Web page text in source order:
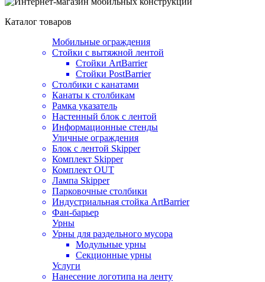
Каталог товаров
Мобильные ограждения
Стойки с вытяжной лентой
Стойки ArtBarrier
Стойки PostBarrier
Столбики с канатами
Канаты к столбикам
Рамка указатель
Настенный блок с лентой
Информационные стенды
Уличные ограждения
Блок с лентой Skipper
Комплект Skipper
Комплект OUT
Лампа Skipper
Парковочные столбики
Индустриальная стойка ArtBarrier
Фан-барьер
Урны
Урны для раздельного мусора
Модульные урны
Секционные урны
Услуги
Нанесение логотипа на ленту